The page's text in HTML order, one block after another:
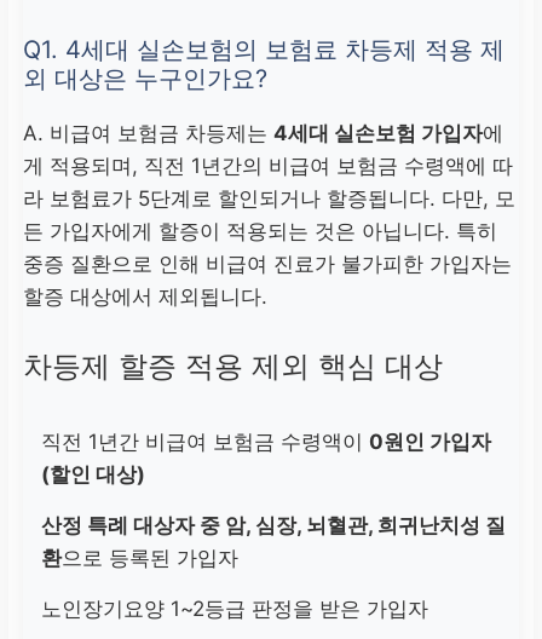
Q1. 4세대 실손보험의 보험료 차등제 적용 제
외 대상은 누구인가요?
A. 비급여 보험금 차등제는 4세대 실손보험 가입자에
게 적용되며, 직전 1년간의 비급여 보험금 수령액에 따
라 보험료가 5단계로 할인되거나 할증됩니다. 다만, 모
든 가입자에게 할증이 적용되는 것은 아닙니다. 특히
중증 질환으로 인해 비급여 진료가 불가피한 가입자는
할증 대상에서 제외됩니다.
차등제 할증 적용 제외 핵심 대상
직전 1년간 비급여 보험금 수령액이 0원인 가입자
(할인 대상)
산정 특례 대상자 중 암, 심장, 뇌혈관, 희귀난치성 질
환으로 등록된 가입자
노인장기요양 1~2등급 판정을 받은 가입자